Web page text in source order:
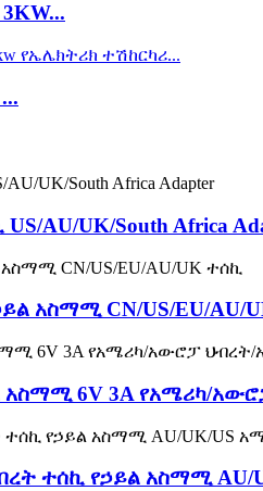
AU/UK/South Africa
አስማሚ CN/US/EU/AU/
አስማሚ 6V 3A የአሜሪካ/
ተሰኪ የኃይል አስማሚ